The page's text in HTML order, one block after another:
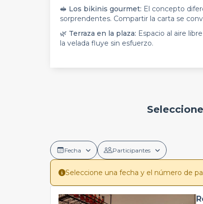
🥪 Los bikinis gourmet: El concepto
sorprendentes. Compartir la carta se
🌿 Terraza en la plaza: Espacio al aire
la velada fluye sin esfuerzo.
Fecha Participantes
Seleccione una fecha y el número de